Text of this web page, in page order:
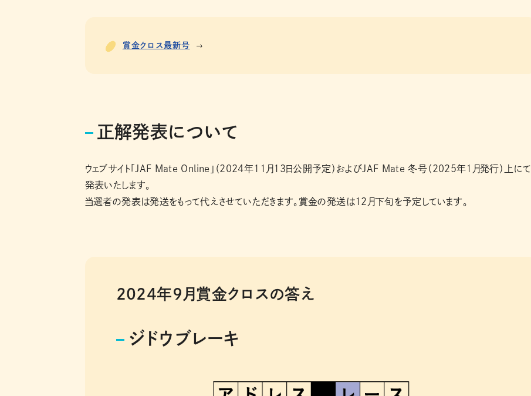
賞金クロス最新号
正解発表について
ウェブサイト「JAF Mate Online」（2024年11月13日公開予定）およびJAF Mate 冬号（2025年1月発行）上にて
発表いたします。
当選者の発表は発送をもって代えさせていただきます。賞金の発送は12月下旬を予定しています。
2024年9月賞金クロスの答え
ジドウブレーキ